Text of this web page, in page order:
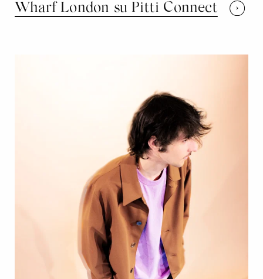
Wharf London su Pitti Connect